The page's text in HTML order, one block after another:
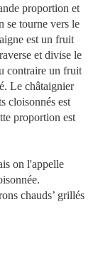
proportion et
se tourne vers le
est un fruit
et divise le
contraire un fruit
Le châtaignier
cloisonnés est
proportion est
on l'appelle
chauds’ grillés